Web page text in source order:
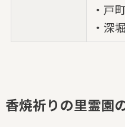
・戸
・深
香焼祈りの里霊園